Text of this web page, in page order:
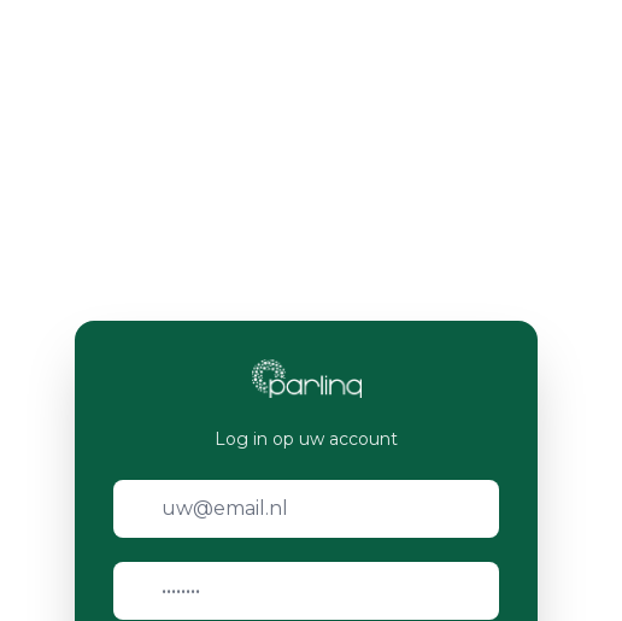
Log in op uw account